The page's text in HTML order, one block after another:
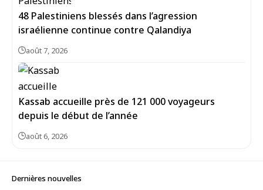
48 Palestiniens blessés dans l’agression
israélienne continue contre Qalandiya
août 7, 2026
Kassab accueille près de 121 000 voyageurs
depuis le début de l’année
août 6, 2026
Dernières nouvelles